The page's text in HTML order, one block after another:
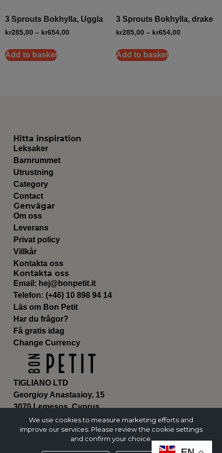
3 Sprouts Bokhylla, Uggla
kr285,00 – kr654,00
Add to basket
3 Sprouts Bokhylla, drake
kr285,00 – kr654,00
Add to basket
TIGLIANO LTD
Georgioy Anastasioy, 15
3070 Lemesos, Cyprus
ΗΕ 430179
Hitta inspiration
Leksaker
Barnrummet
Utrustning
Category
Contact
Genvägar
Om oss
Leverans
Privat policy
Villkår
Kontakta oss
Kontakta oss
Email: hej@bonpetit.it
Telefon: (+46) 10 898 94 14
Läs om Bon Petit
Har du frågor?
Få gratis idag
Change Currency
We use cookies to measure marketing efforts and
improve our services. Please review the cookie settings
and confirm your choice.